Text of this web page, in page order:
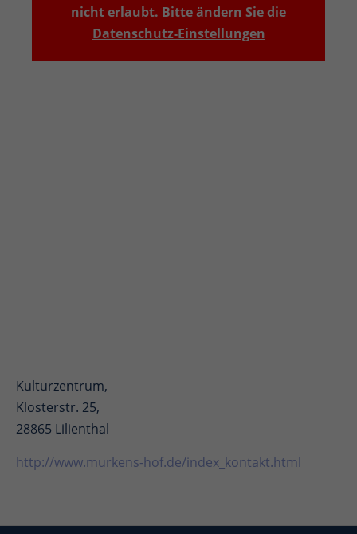
nicht erlaubt. Bitte ändern Sie die
Datenschutz-Einstellungen
Kulturzentrum,
Klosterstr. 25,
28865 Lilienthal
http://www.murkens-hof.de/index_kontakt.html